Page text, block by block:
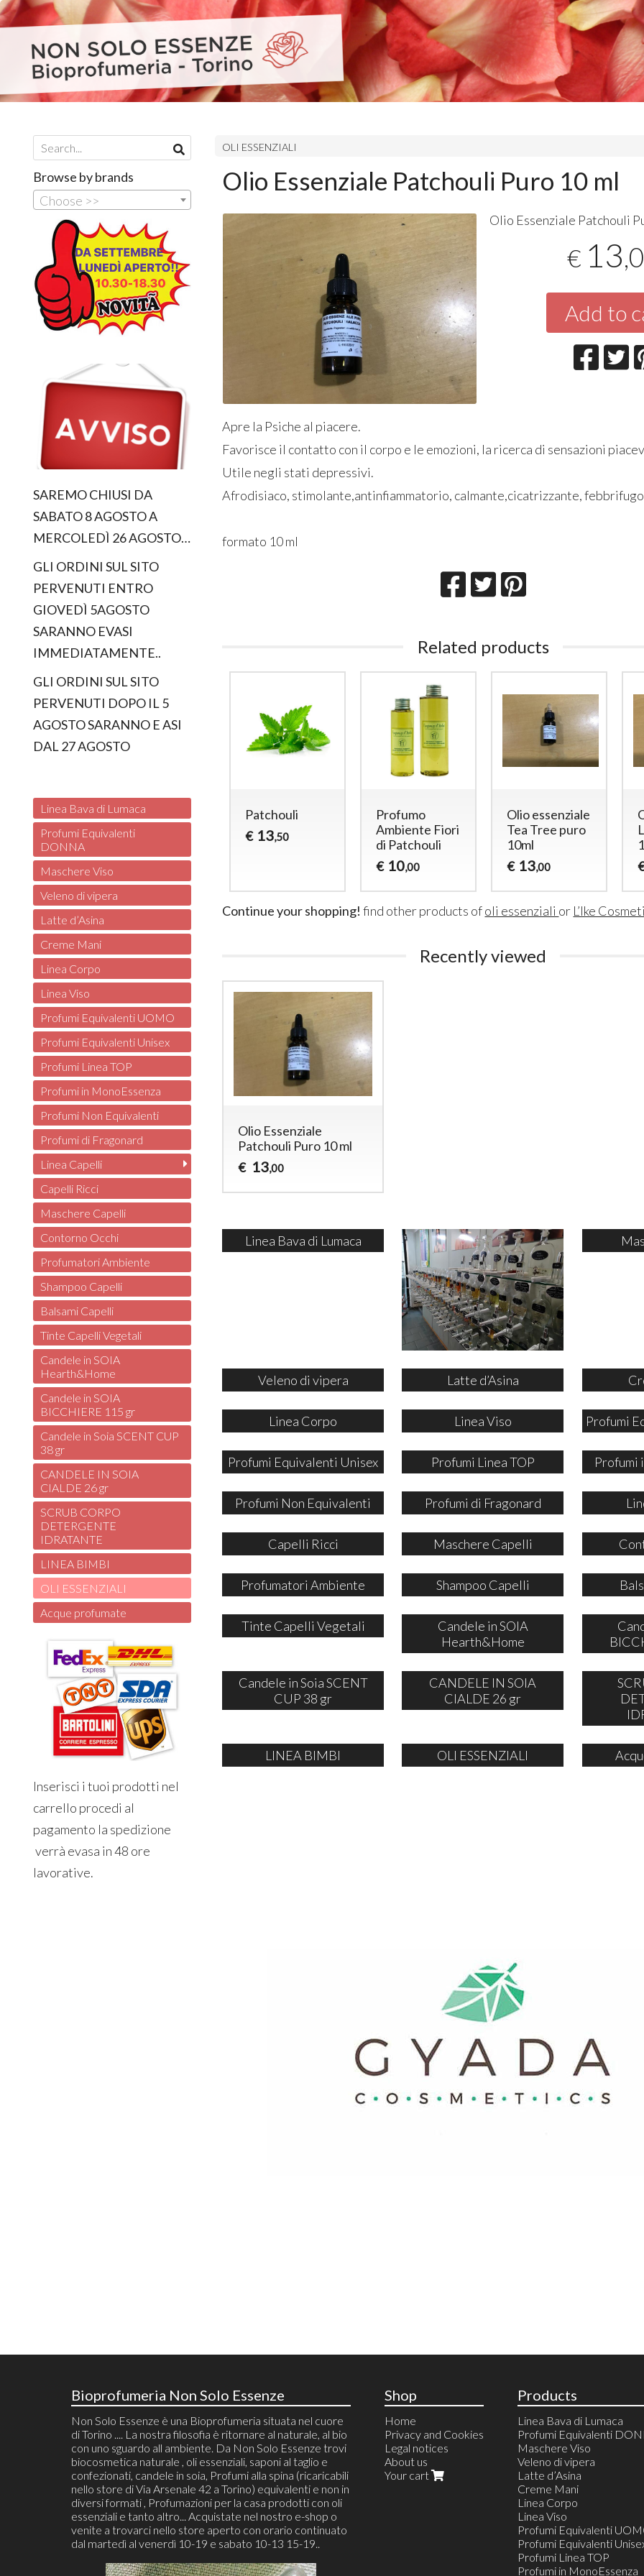
OLI ESSENZIALI
Olio Essenziale Patchouli Puro 10 ml
Olio Essenziale Patchouli
€ 13
Add to
Apre la Psiche al piacere.
Favorisce il contatto con il corpo e le emozioni, la ricerca di sensazioni
Utile negli stati depressivi.
Afrodisiaco, stimolante,antinfiammatorio, calmante,cicatrizzante,
formato 10 ml
Related products
Patchouli
€ 13,50
Profumo
Ambiente Fiori
di Patchouli
€ 10,00
Olio essenziale
Tea Tree puro
10ml
€ 13,00
Continue your shopping! find other products ofoli essenziali or L’Ike
Recently viewed
Olio Essenziale
Patchouli Puro 10 ml
€ 13,00
Linea Bava di Lumaca
Veleno di vipera Latte d’Asina
Linea Corpo Linea Viso Profumi
Profumi Equivalenti Unisex Profumi Linea TOP Profumi
Profumi Non Equivalenti Profumi di Fragonard
Capelli Ricci Maschere Capelli
Profumatori Ambiente Shampoo Capelli
Tinte Capelli Vegetali
Candele in SOIA
Hearth&Home
Candele in Soia SCENT
CUP 38 gr
CANDELE IN SOIA
CIALDE 26 gr
LINEA BIMBI OLI ESSENZIALI
Browse by brands
Choose >>
SAREMO CHIUSI DA
SABATO 8 AGOSTO A
MERCOLEDÌ 26 AGOSTO…
GLI ORDINI SUL SITO
PERVENUTI ENTRO
GIOVEDÌ 5AGOSTO
SARANNO EVASI
IMMEDIATAMENTE..
GLI ORDINI SUL SITO
PERVENUTI DOPO IL 5
AGOSTO SARANNO E ASI
DAL 27 AGOSTO
Linea Bava di Lumaca
Profumi Equivalenti
DONNA
Maschere Viso
Veleno di vipera
Latte d’Asina
Creme Mani
Linea Corpo
Linea Viso
Profumi Equivalenti UOMO
Profumi Equivalenti Unisex
Profumi Linea TOP
Profumi in MonoEssenza
Profumi Non Equivalenti
Profumi di Fragonard
Linea Capelli
Capelli Ricci
Maschere Capelli
Contorno Occhi
Profumatori Ambiente
Shampoo Capelli
Balsami Capelli
Tinte Capelli Vegetali
Candele in SOIA
Hearth&Home
Candele in SOIA
BICCHIERE 115 gr
Candele in Soia SCENT CUP
38 gr
CANDELE IN SOIA
CIALDE 26 gr
SCRUB CORPO
DETERGENTE
IDRATANTE
LINEA BIMBI
OLI ESSENZIALI
Acque profumate
Inserisci i tuoi prodotti nel
carrello procedi al
pagamento la spedizione
verrà evasa in 48 ore
lavorative.
Bioprofumeria Non Solo Essenze
Non Solo Essenze è una Bioprofumeria situata nel cuore
di Torino .... La nostra filosofia è ritornare al naturale, al bio
con uno sguardo all ambiente. Da Non Solo Essenze trovi
biocosmetica naturale , oli essenziali, saponi al taglio e
confezionati, candele in soia, Profumi alla spina (ricaricabili
nello store di Via Arsenale 42 a Torino) equivalenti e non in
diversi formati , Profumazioni per la casa prodotti con oli
essenziali e tanto altro... Acquistate nel nostro e-shop o
venite a trovarci nello store aperto con orario continuato
dal martedì al venerdì 10-19 e sabato 10-13 15-19..
Shop
Home
Privacy and Cookies
Legal notices
About us
Your cart
Products
Linea Bava di Lumaca
Profumi Equivalenti
Maschere Viso
Veleno di vipera
Latte d’Asina
Creme Mani
Linea Corpo
Linea Viso
Profumi Equivalenti
Profumi Equivalenti
Profumi Linea TOP
Profumi in MonoEssenza